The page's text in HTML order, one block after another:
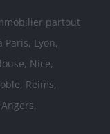
partout
Paris, Lyon,
, Nice,
, Reims,
Angers,